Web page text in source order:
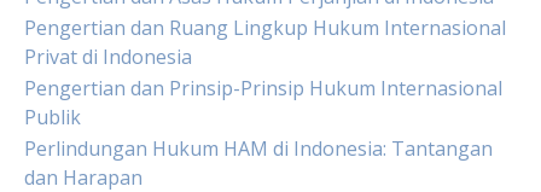
Pengertian dan Ruang Lingkup Hukum Internasional
Privat di Indonesia
Pengertian dan Prinsip-Prinsip Hukum Internasional
Publik
Perlindungan Hukum HAM di Indonesia: Tantangan
dan Harapan